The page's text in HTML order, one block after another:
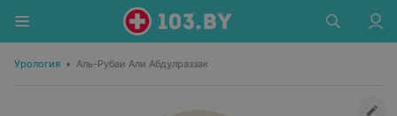
Урология • Аль-Рубаи Али Абдулраззак